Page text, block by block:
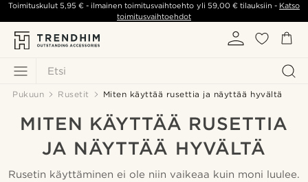
Etsi
Toimituskulut5,95 € - ilmainen toimitusvaihtoehto yli 59,00 €tilauksiin - Katso
toimitusvaihtoehdot
Pukuun Rusetit Miten käyttää rusettia ja näyttää hyvältä
MITEN KÄYTTÄÄ RUSETTIA
JA NÄYTTÄÄ HYVÄLTÄ
Rusetin käyttäminen ei ole niin vaikeaa kuin moni luulee.